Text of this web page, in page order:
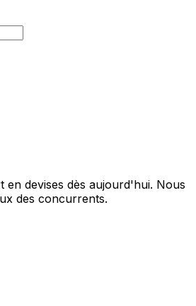
en devises dès aujourd'hui. Nous
des concurrents.